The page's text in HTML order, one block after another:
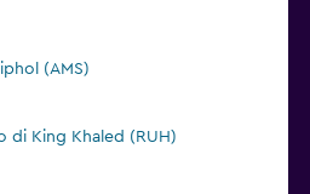
(AMS)
di King Khaled (RUH)